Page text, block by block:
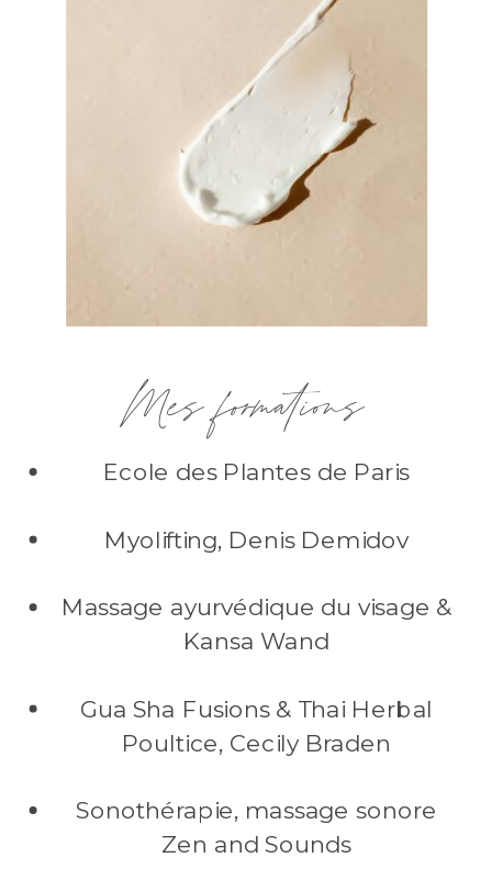
Ecole des Plantes de Paris
Myolifting, Denis Demidov
Massage ayurvédique du visage &
Kansa Wand
Gua Sha Fusions & Thai Herbal
Poultice, Cecily Braden
Sonothérapie, massage sonore
Zen and Sounds
Mes formations